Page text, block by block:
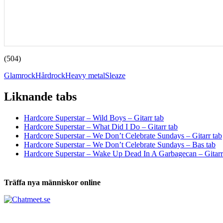
(504)
GlamrockHårdrockHeavy metalSleaze
Liknande tabs
Hardcore Superstar – Wild Boys – Gitarr tab
Hardcore Superstar – What Did I Do – Gitarr tab
Hardcore Superstar – We Don’t Celebrate Sundays – Gitarr tab
Hardcore Superstar – We Don’t Celebrate Sundays – Bas tab
Hardcore Superstar – Wake Up Dead In A Garbagecan –
Träffa nya människor online